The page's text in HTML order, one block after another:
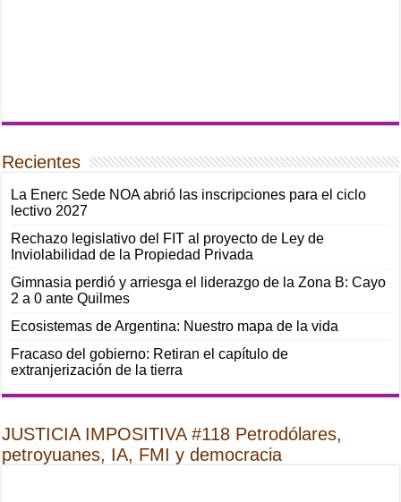
Recientes
La Enerc Sede NOA abrió las inscripciones para el ciclo
lectivo 2027
Rechazo legislativo del FIT al proyecto de Ley de
Inviolabilidad de la Propiedad Privada
Gimnasia perdió y arriesga el liderazgo de la Zona B: Cayo
2 a 0 ante Quilmes
Ecosistemas de Argentina: Nuestro mapa de la vida
Fracaso del gobierno: Retiran el capítulo de
extranjerización de la tierra
JUSTICIA IMPOSITIVA #118 Petrodólares,
petroyuanes, IA, FMI y democracia